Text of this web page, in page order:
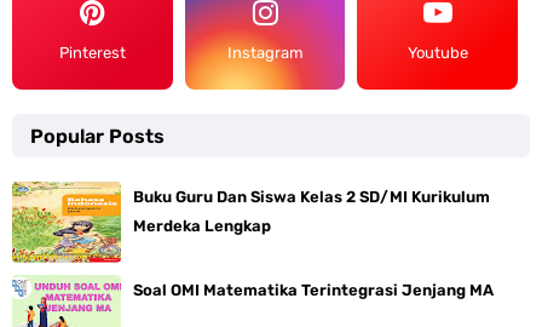
Pinterest Instagram Youtube
Popular Posts
Buku Guru Dan Siswa Kelas 2 SD/MI Kurikulum
Merdeka Lengkap
Soal OMI Matematika Terintegrasi Jenjang MA